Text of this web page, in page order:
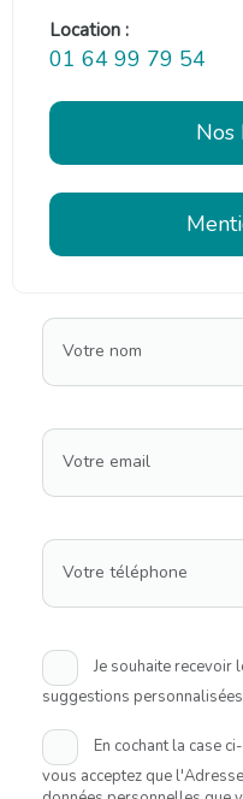
Location :
01 64 99 79 54
Nos
Votre nom
Votre email
Votre téléphone
Je souhaite recevoir
suggestions
En cochant la case
vous acceptez que